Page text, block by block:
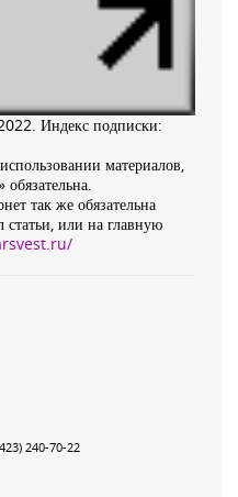
Индекс подписки:
материалов,
обязательна.
так же обязательна
или на главную
240-70-22